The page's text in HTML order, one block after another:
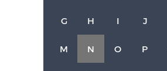
G H I J
M N O P